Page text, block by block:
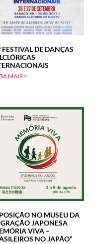
FESTIVAL DE DANÇAS
MAIS >
NO MUSEU DA
JAPONESA
VIVA –
NO JAPÃO”